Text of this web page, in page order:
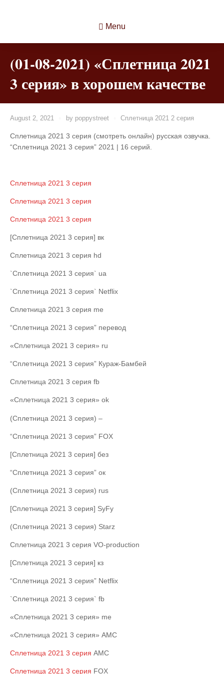
Menu
(01-08-2021) «Сплетница 2021
3 серия» в хорошем качестве
August 2, 2021 by poppystreet Сплетница 2021 2 серия
Сплетница 2021 3 серия (смотреть онлайн) русская озвучка.
“Сплетница 2021 3 серия” 2021 | 16 серий.
Сплетница 2021 3 серия
Сплетница 2021 3 серия
Сплетница 2021 3 серия
[Сплетница 2021 3 серия] вк
Сплетница 2021 3 серия hd
`Сплетница 2021 3 серия` ua
`Сплетница 2021 3 серия` Netflix
Сплетница 2021 3 серия me
“Сплетница 2021 3 серия” перевод
«Сплетница 2021 3 серия» ru
“Сплетница 2021 3 серия” Кураж-Бамбей
Сплетница 2021 3 серия fb
«Сплетница 2021 3 серия» ok
(Сплетница 2021 3 серия) –
“Сплетница 2021 3 серия” FOX
[Сплетница 2021 3 серия] без
“Сплетница 2021 3 серия” ок
(Сплетница 2021 3 серия) rus
[Сплетница 2021 3 серия] SyFy
(Сплетница 2021 3 серия) Starz
Сплетница 2021 3 серия VO-production
[Сплетница 2021 3 серия] кз
“Сплетница 2021 3 серия” Netflix
`Сплетница 2021 3 серия` fb
«Сплетница 2021 3 серия» me
«Сплетница 2021 3 серия» AMC
Сплетница 2021 3 серия AMC
Сплетница 2021 3 серия FOX